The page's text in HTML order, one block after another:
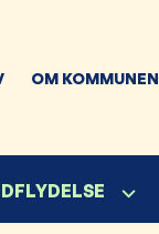
OM KOMMUNEN